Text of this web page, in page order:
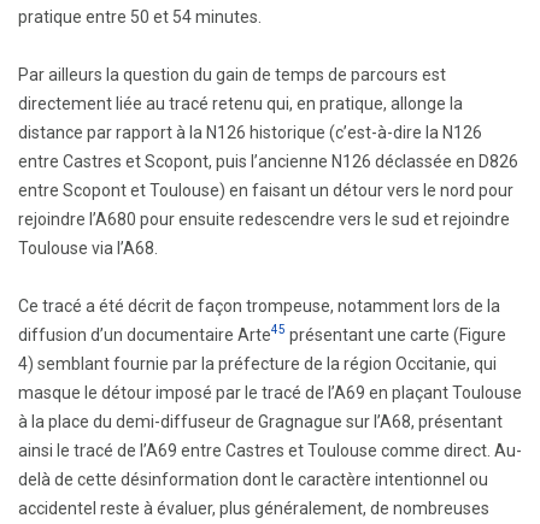
pratique entre 50 et 54 minutes.
Par ailleurs la question du gain de temps de parcours est
directement liée au tracé retenu qui, en pratique, allonge la
distance par rapport à la N126 historique (c’est-à-dire la N126
entre Castres et Scopont, puis l’ancienne N126 déclassée en D826
entre Scopont et Toulouse) en faisant un détour vers le nord pour
rejoindre l’A680 pour ensuite redescendre vers le sud et rejoindre
Toulouse via l’A68.
Ce tracé a été décrit de façon trompeuse, notamment lors de la
diffusion d’un documentaire Arte45 présentant une carte (Figure
4) semblant fournie par la préfecture de la région Occitanie, qui
masque le détour imposé par le tracé de l’A69 en plaçant Toulouse
à la place du demi-diffuseur de Gragnague sur l’A68, présentant
ainsi le tracé de l’A69 entre Castres et Toulouse comme direct. Au-
delà de cette désinformation dont le caractère intentionnel ou
accidentel reste à évaluer, plus généralement, de nombreuses